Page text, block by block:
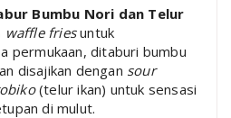
Bumbu Nori dan Telur
waffle friesuntuk
permukaan, ditaburi bumbu
disajikan dengan sour
(telur ikan) untuk sensasi
di mulut.